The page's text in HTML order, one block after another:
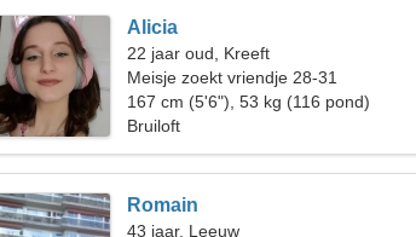
Alicia
22 jaar oud, Kreeft
Meisje zoekt vriendje 28-31
167 cm (5'6"), 53 kg (116 pond)
Bruiloft
Romain
43 jaar, Leeuw